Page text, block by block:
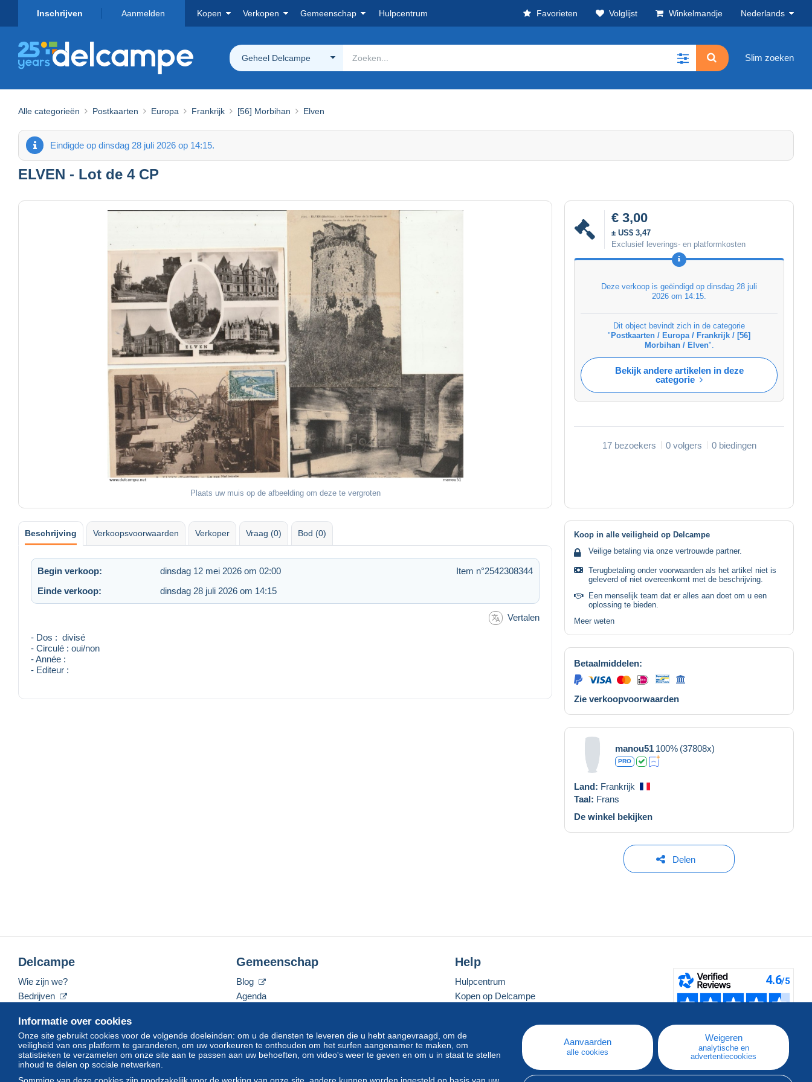
Inschrijven Aanmelden Kopen Verkopen Gemeenschap Hulpcentrum Favorieten Volglijst Winkelmandje Nederlands
Geheel Delcampe Slim zoeken
Alle categorieën Postkaarten Europa Frankrijk [56] Morbihan Elven
Eindigde op dinsdag 28 juli 2026 op 14:15.
ELVEN - Lot de 4 CP
Plaats uw muis op de afbeelding om deze te vergroten
€ 3,00
± US$ 3,47
Exclusief leverings- en platformkosten
Deze verkoop is geëindigd op dinsdag 28 juli
2026 om 14:15
Dit object bevindt zich in de categorie
" Postkaarten / Europa / Frankrijk / [56]
Morbihan / Elven".
Bekijk andere artikelen in deze
categorie
17 bezoekers 0 volgers 0 biedingen
Beschrijving Verkoopsvoorwaarden Verkoper Vraag (0) Bod (0)
Begin verkoop: dinsdag 12 mei 2026 om 02:00
Item n°2542308344
Einde verkoop:
dinsdag 28 juli 2026 om 14:15
Vertalen
- Dos : divisé
- Circulé : oui/non
- Année :
- Editeur :
Koop in alle veiligheid op Delcampe
Veilige betaling via onze vertrouwde partner.
Terugbetaling onder voorwaarden als het artikel niet is
geleverd of niet overeenkomt met de beschrijving.
Een menselijk team dat er alles aan doet om u een
oplossing te bieden.
Meer weten
Betaalmiddelen:
Zie verkoopvoorwaarden
manou51 100% (37808x)
PRO
Land: Frankrijk
Taal: Frans
De winkel bekijken
Delen
Informatie over cookies
Onze site gebruikt cookies voor de volgende doeleinden: om u de diensten te leveren die u hebt aangevraagd, om de
veiligheid van ons platform te garanderen, om uw voorkeuren te onthouden om het surfen aangenamer te maken, om
statistieken te verzamelen om onze site aan te passen aan uw behoeften, om video's weer te geven en om u in staat te stellen
inhoud te delen op sociale netwerken.
Aanvaarden
alle cookies
Weigeren
analytische en
advertentiecookies
Delcampe
Wie zijn we?
Bedrijven
Neem contact met ons op
Gemeenschap
Blog
Agenda
Help
Hulpcentrum
Kopen op Delcampe
Een beveiligde website